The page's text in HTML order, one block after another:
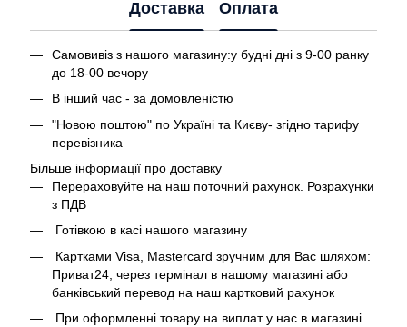
Доставка Оплата
Самовивіз з нашого магазину:у будні дні з 9-00 ранку
до 18-00 вечору
В інший час - за домовленістю
"Новою поштою" по Україні та Києву- згідно тарифу
перевізника
Більше інформації про доставку
Перераховуйте на наш поточний рахунок. Розрахунки
з ПДВ
Готівкою в касі нашого магазину
Картками Visa, Mastercard зручним для Вас шляхом:
Приват24, через термінал в нашому магазині або
банківський перевод на наш картковий рахунок
При оформленні товару на виплат у нас в магазині